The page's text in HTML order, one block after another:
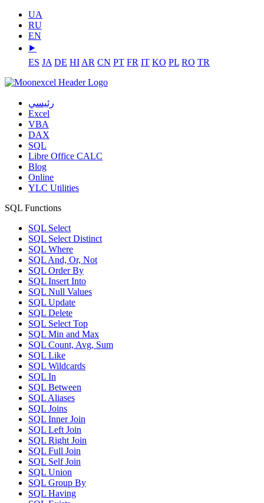
UA
RU
EN
⯈
ES JA DE HI AR CN PT FR IT KO PL RO TR
رئيسي
Excel
VBA
DAX
SQL
Libre Office CALC
Blog
Online
YLC Utilities
SQL Functions
SQL Select
SQL Select Distinct
SQL Where
SQL And, Or, Not
SQL Order By
SQL Insert Into
SQL Null Values
SQL Update
SQL Delete
SQL Select Top
SQL Min and Max
SQL Count, Avg, Sum
SQL Like
SQL Wildcards
SQL In
SQL Between
SQL Aliases
SQL Joins
SQL Inner Join
SQL Left Join
SQL Right Join
SQL Full Join
SQL Self Join
SQL Union
SQL Group By
SQL Having